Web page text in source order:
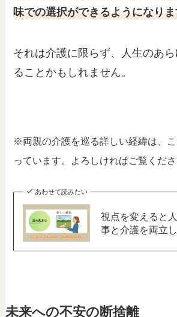
味での選択ができるようになり
それは介護に限らず、人生のあら
ることかもしれません。
※両親の介護を巡る詳しい経緯は、
っています。よろしければご覧くださ
あわせて読みたい
視点を変えると
事と介護を両立
未来への不安の断捨離